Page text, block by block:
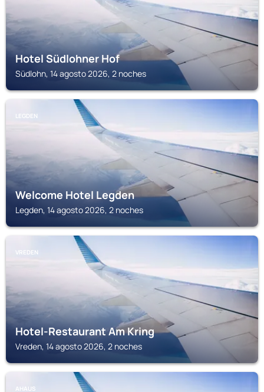
Hotel Südlohner Hof
Südlohn, 14 agosto 2026, 2 noches
LEGDEN
Welcome Hotel Legden
Legden, 14 agosto 2026, 2 noches
VREDEN
Hotel-Restaurant Am Kring
Vreden, 14 agosto 2026, 2 noches
AHAUS